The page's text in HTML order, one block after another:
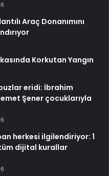
Araç Donanımını
Korkutan Yangın
eridi: İbrahim
Şener çocuklarıyla
herkesi ilgilendiriyor: 1
dijital kurallar